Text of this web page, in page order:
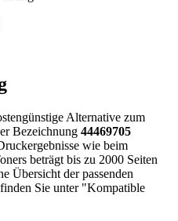
Alternative zum
Bezeichnung 44469705
wie beim
beträgt bis zu 2000 Seiten
Übersicht der passenden
Sie unter "Kompatible